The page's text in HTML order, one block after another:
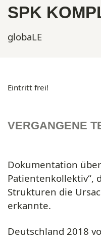
SPK
globaLE
Dokumentation
Patientenkollektiv“,
Strukturen die
erkannte.
Deutschland 2018
Eintritt frei!
VERGANGENE